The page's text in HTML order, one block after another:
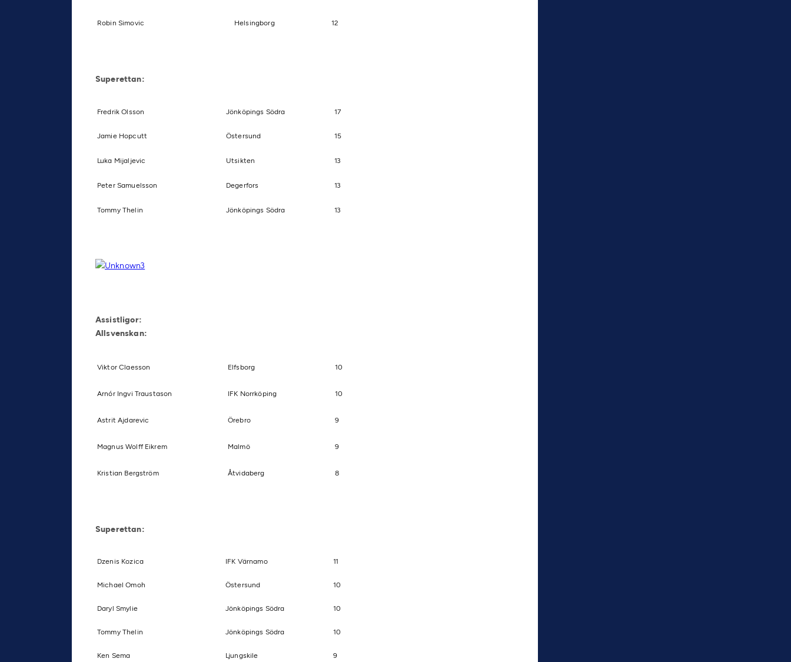
Robin Simovic Helsingborg 12
Superettan:
Fredrik Olsson Jönköpings Södra 17
Jamie Hopcutt Östersund 15
Luka Mijaljevic Utsikten 13
Peter Samuelsson Degerfors 13
Tommy Thelin Jönköpings Södra 13
Assistligor:
Allsvenskan:
Viktor Claesson Elfsborg 10
Arnór Ingvi Traustason IFK Norrköping 10
Astrit Ajdarevic Örebro 9
Magnus Wolff Eikrem Malmö 9
Kristian Bergström Åtvidaberg 8
Superettan:
Dzenis Kozica IFK Värnamo 11
Michael Omoh Östersund 10
Daryl Smylie Jönköpings Södra 10
Tommy Thelin Jönköpings Södra 10
Ken Sema Ljungskile 9